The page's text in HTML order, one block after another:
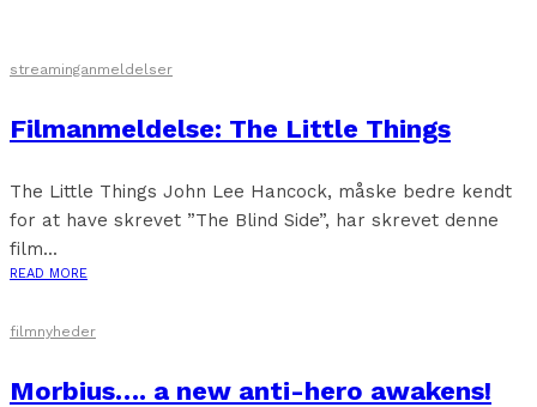
streaminganmeldelser
Filmanmeldelse: The Little Things
The Little Things John Lee Hancock, måske bedre kendt
for at have skrevet ”The Blind Side”, har skrevet denne
film...
READ MORE
filmnyheder
Morbius…. a new anti-hero awakens!